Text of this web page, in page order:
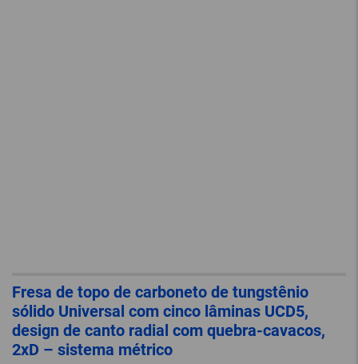
Fresa de topo de carboneto de tungstênio
sólido Universal com cinco lâminas UCD5,
design de canto radial com quebra-cavacos,
2xD – sistema métrico